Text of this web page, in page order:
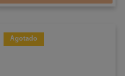
Agotado